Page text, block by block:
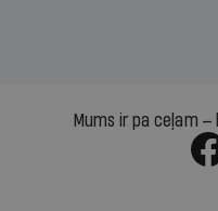
Mums ir pa ceļam —